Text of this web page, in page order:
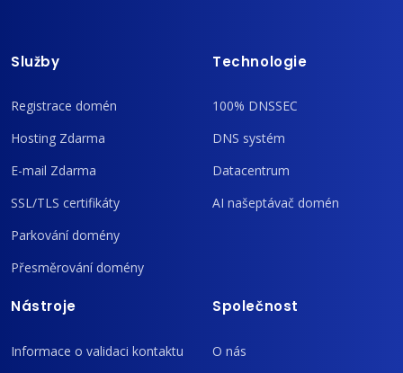
Služby
Registrace domén
Hosting Zdarma
E-mail Zdarma
SSL/TLS certifikáty
Parkování domény
Přesměrování domény
Technologie
100% DNSSEC
DNS systém
Datacentrum
AI našeptávač domén
Nástroje
Informace o validaci kontaktu
Společnost
O nás